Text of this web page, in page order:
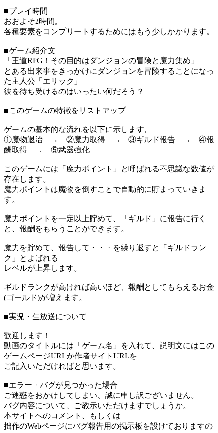
■プレイ時間
おおよそ2時間。
各種要素をコンプリートするためにはもう少しかかります。
■ゲーム紹介文
「王道RPG！その目的はダンジョンの冒険と魔力集め」
とある出来事をきっかけにダンジョンを冒険することになっ
た主人公「エリック」
彼を待ち受けるのはいったい何だろう？
■このゲームの特徴をリストアップ
ゲームの基本的な流れを以下に示します。
①魔物退治 → ②魔力取得 → ③ギルド報告 → ④報
酬取得 → ⑤武器強化
このゲームには「魔力ポイント」と呼ばれる不思議な数値が
存在します。
魔力ポイントは魔物を倒すことで自動的に貯まっていきま
す。
魔力ポイントを一定以上貯めて、「ギルド」に報告に行く
と、報酬をもらうことができます。
魔力を貯めて、報告して・・・を繰り返すと「ギルドラン
ク」とよばれる
レベルが上昇します。
ギルドランクが高ければ高いほど、報酬としてもらえるお金
(ゴールド)が増えます。
■実況・生放送について
歓迎します！
動画のタイトルには「ゲーム名」を入れて、説明文にはこの
ゲームページURLか作者サイトURLを
ご記入いただければと思います。
■エラー・バグが見つかった場合
ご迷惑をおかけしてしまい、誠に申し訳ございません。
バグ内容について、ご教示いただけますでしょうか。
本サイトへのコメント、もしくは
拙作のWebページにバグ報告用の掲示板を設けておりますの